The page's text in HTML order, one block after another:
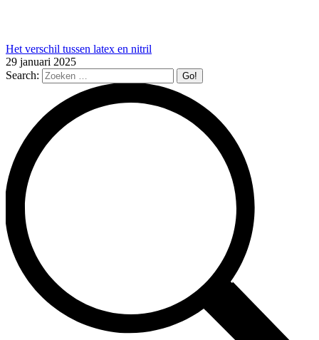
Het verschil tussen latex en nitril
29 januari 2025
Search: